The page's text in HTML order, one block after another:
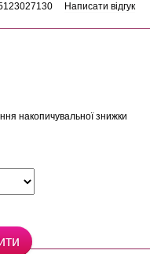
Написати відгук
накопичувальної знижки